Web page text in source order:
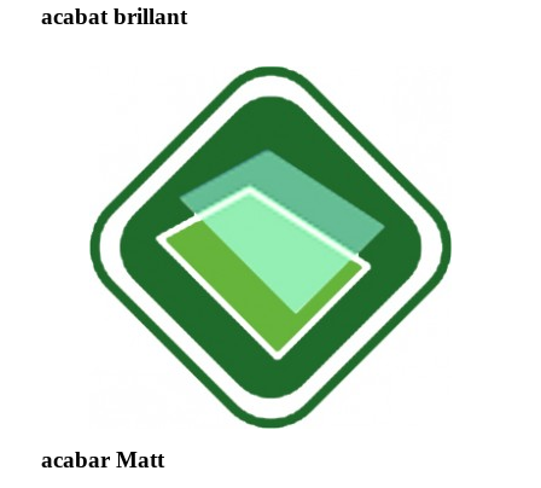
acabat brillant
acabar Matt